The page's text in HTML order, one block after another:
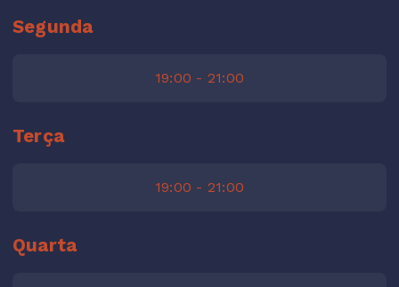
Segunda
19:00 - 21:00
Terça
19:00 - 21:00
Quarta